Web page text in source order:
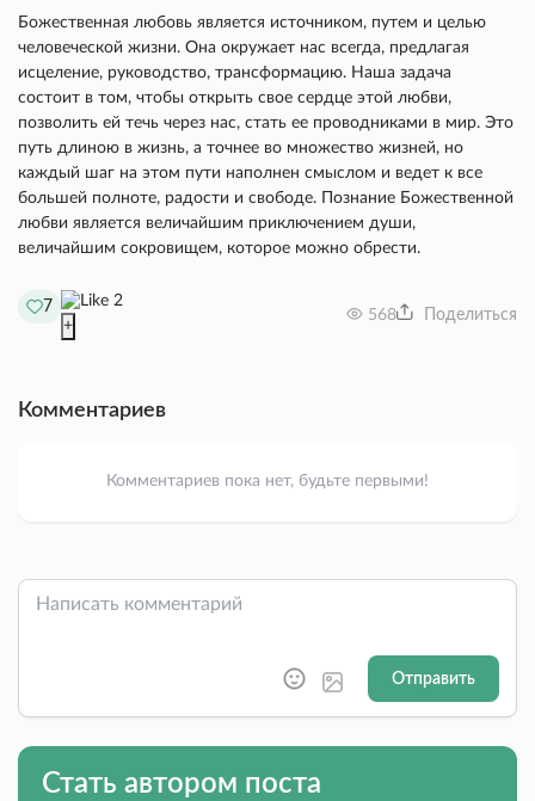
Божественная любовь является источником, путем и целью
человеческой жизни. Она окружает нас всегда, предлагая
исцеление, руководство, трансформацию. Наша задача
состоит в том, чтобы открыть свое сердце этой любви,
позволить ей течь через нас, стать ее проводниками в мир. Это
путь длиною в жизнь, а точнее во множество жизней, но
каждый шаг на этом пути наполнен смыслом и ведет к все
большей полноте, радости и свободе. Познание Божественной
любви является величайшим приключением души,
величайшим сокровищем, которое можно обрести.
7
2
+
568 Поделиться
Комментариев
Комментариев пока нет, будьте первыми!
Отправить
Стать автором поста